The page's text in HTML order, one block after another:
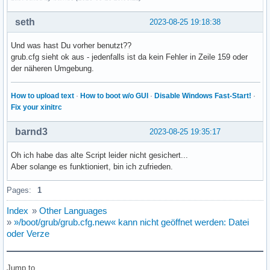
### END /etc/grub.d/10_linux ###
### BEGIN /etc/grub.d/20_linux_xen ###
### END /etc/grub.d/20_linux_xen ###
  insmod bli
fi
### END /etc/grub.d/25_bli ###
Warning: os-prober will not be executed to detect other
Systems on them will not be added to the GRUB boot
Check GRUB_DISABLE_OS_PROBER documentation entry.
### END /etc/grub.d/30_os-prober ###
### BEGIN /etc/grub.d/30_uefi-firmware ###
Adding boot menu entry for UEFI Firmware Settings ...
if [ "$grub_platform" = "efi" ]; then
2023-08-25 19:18:38
seth
Und was hast Du vorher benutzt??
grub.cfg sieht ok aus - jedenfalls ist da kein Fehler in Zeile 159 oder
der näheren Umgebung.
How to upload text · How to boot w/o GUI · Disable Windows Fast-Start! ·
Fix your xinitrc
2023-08-25 19:35:17
barnd3
Oh ich habe das alte Script leider nicht gesichert...
Aber solange es funktioniert, bin ich zufrieden.
Pages: 1
Index » Other Languages
» »/boot/grub/grub.cfg.new« kann nicht geöffnet werden: Datei
oder Verze
Jump to